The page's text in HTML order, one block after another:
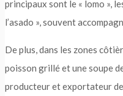
principaux sont le « lomo »,
l’asado », souvent
De plus, dans les zones
poisson grillé et une soupe
producteur et exportateur de